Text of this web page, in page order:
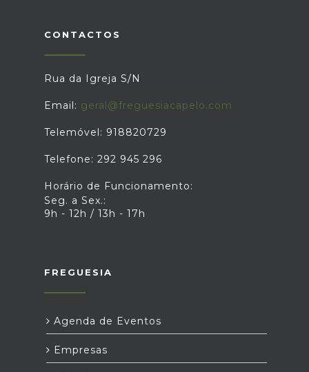
CONTACTOS
Rua da Igreja S/N
Email: geral@freguesiacapelo.com
Telemóvel: 918820729
Telefone: 292 945 296
Horário de Funcionamento:
Seg. a Sex.:
9h - 12h / 13h - 17h
FREGUESIA
Agenda de Eventos
Empresas